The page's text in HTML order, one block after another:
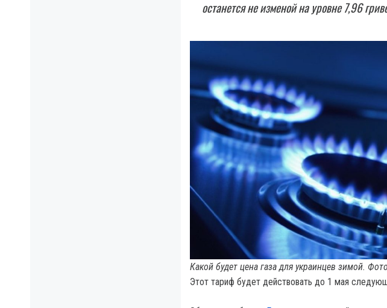
останется не изменой на уровне 7,96
Какой будет цена газа для украинцев зимой.
Этот тариф будет действовать до 1 мая